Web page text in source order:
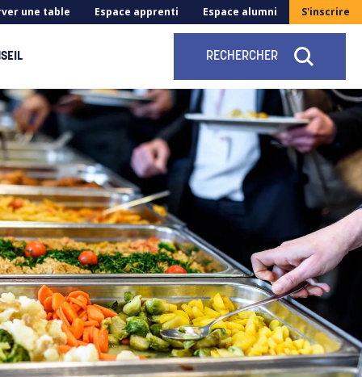
une table Espace apprenti Espace alumni S'inscrire
RECHERCHER